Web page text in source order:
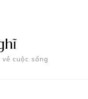
cuộc sống